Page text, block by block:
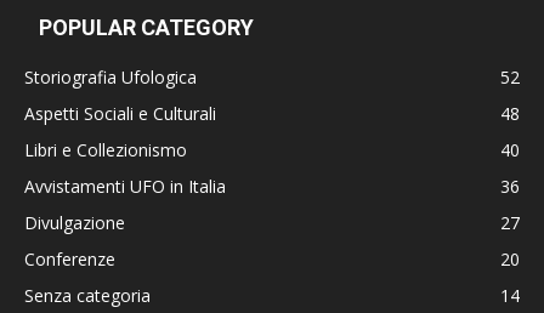
POPULAR CATEGORY
Storiografia Ufologica
52
Aspetti Sociali e Culturali
48
Libri e Collezionismo
40
Avvistamenti UFO in Italia
36
Divulgazione
27
Conferenze
20
Senza categoria
14